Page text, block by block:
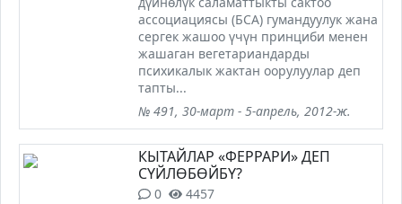
ассоциациясы (БСА) гумандуулук жана
сергек жашоо үчүн принциби менен
жашаган вегетариандарды
психикалык жактан оорулуулар деп
тапты...
№ 491, 30-март - 5-апрель, 2012-ж.
КЫТАЙЛАР «ФЕРРАРИ» ДЕП
СҮЙЛӨБӨЙБҮ?
0
4457